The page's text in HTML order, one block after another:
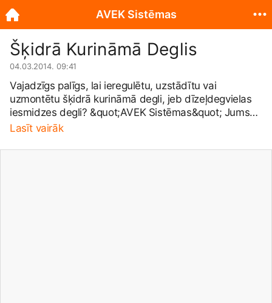
Šķidrā Kurināmā Deglis
04.03.2014. 09:41
Vajadzīgs palīgs, lai ieregulētu, uzstādītu vai
uzmontētu šķidrā kurināmā degli, jeb dīzeļdegvielas
iesmidzes degli? &quot;AVEK Sistēmas&quot; Jums
palīdzēs atrisināt radušos situāciju un spēs atbildēt uz
Jums Palīdzēsim!
Lasīt vairāk
AVEK Sistēmas